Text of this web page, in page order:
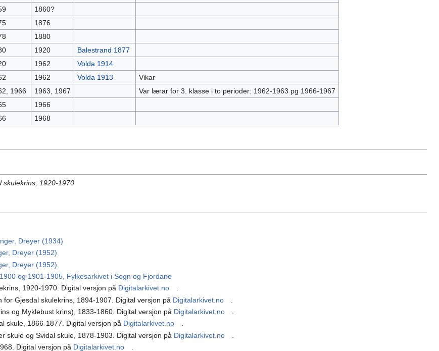
1860?
1876
1880
1920
Balestrand 1877
1962
Volda 1914
1962 Volda 1913
Vikar
1966 1963, 1967
Var lærar for 3. klasse i to perioder: 1962-1963 pg 1966-1967
1966
1968
skulekrins, 1920-1970
Dreyer (1934)
Dreyer (1952)
Dreyer (1952)
og 1901-1905, Fylkesarkivet i Sogn og Fjordane
1920-1970. Digital versjon på Digitalarkivet.no
.
Gjesdal skulekrins, 1894-1907. Digital versjon på Digitalarkivet.no
og Myklebust krins), 1833-1860. Digital versjon på Digitalarkivet.no
skule, 1866-1877. Digital versjon på Digitalarkivet.no
.
skule og Svidal skule, 1878-1903. Digital versjon på Digitalarkivet.no
Digital versjon på Digitalarkivet.no .